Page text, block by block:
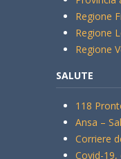
Regione
Regione
Regione
SALUTE
118
Ansa –
Corriere
Covid-19,